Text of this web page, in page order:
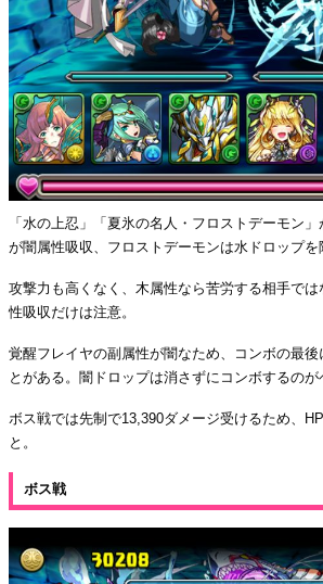
「水の上忍」「夏氷の名人・フロストデーモン
が闇属性吸収、フロストデーモンは水ドロップを
攻撃力も高くなく、木属性なら苦労する相手で
性吸収だけは注意。
覚醒フレイヤの副属性が闇なため、コンボの最後
とがある。闇ドロップは消さずにコンボするのが
ボス戦では先制で13,390ダメージ受けるため、
と。
ボス戦